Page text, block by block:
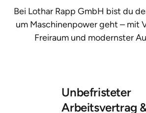
Bei Lothar Rapp GmbH bist du
um Maschinenpower geht – mit
Freiraum und modernster
Unbefristeter
Arbeitsvertrag